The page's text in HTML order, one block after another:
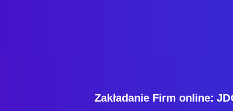
Zakładanie Firm online: